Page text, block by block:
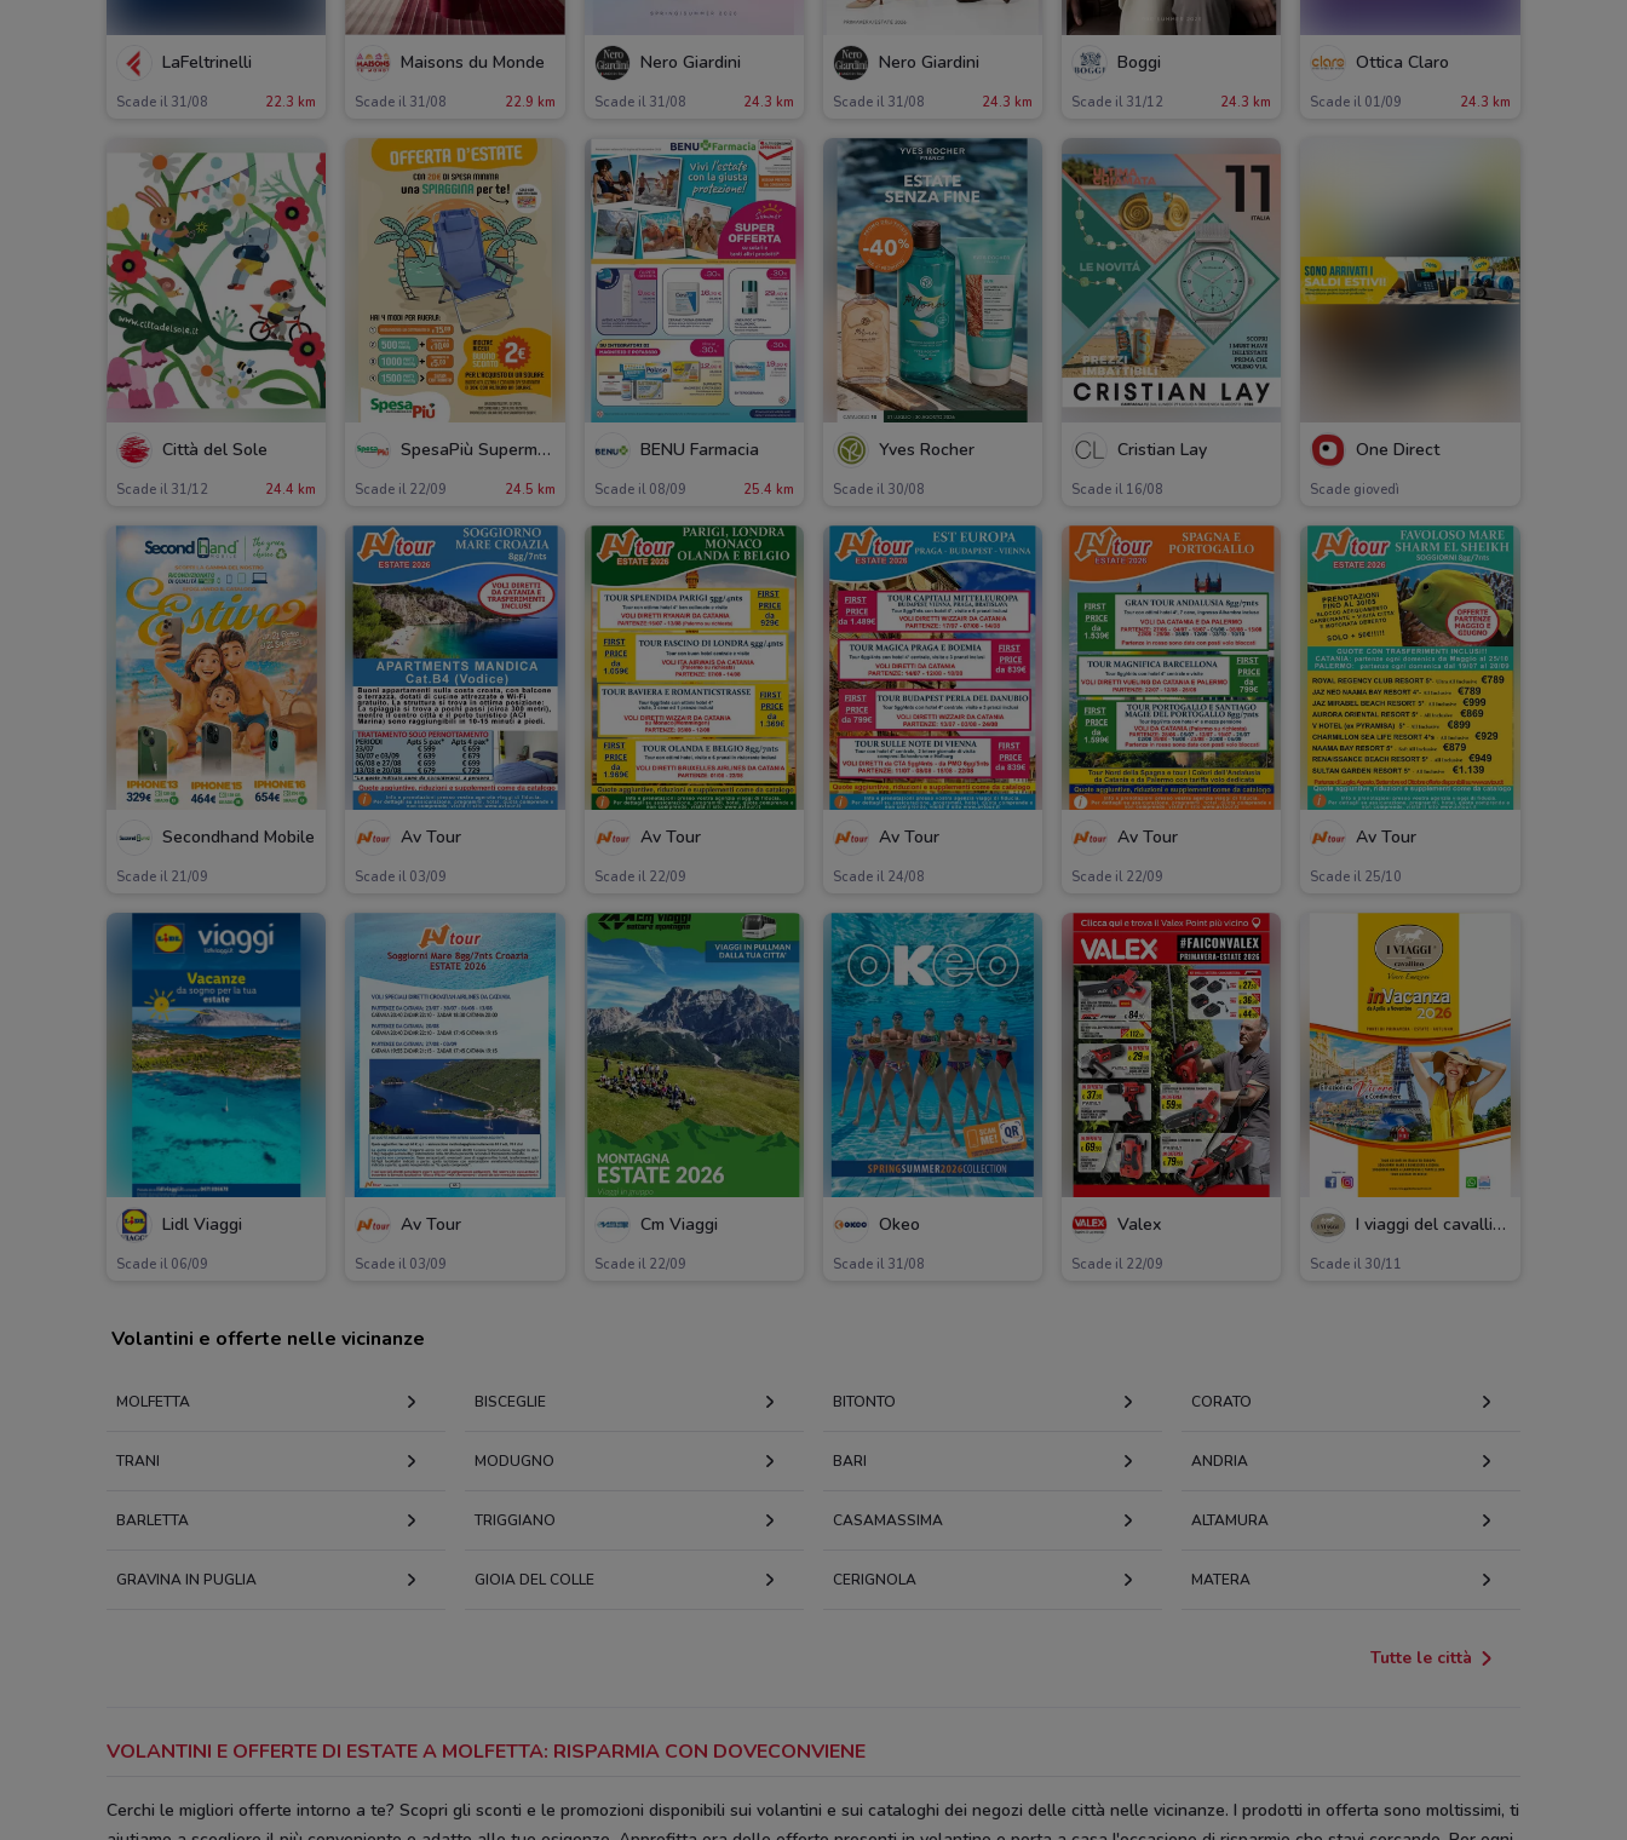
LaFeltrinelli
Scade il 31/08 22.3 km
Maisons du Monde
Scade il 31/08 22.9 km
Nero Giardini
Scade il 31/08 24.3 km
Nero Giardini
Scade il 31/08 24.3 km
Boggi
Scade il 31/12 24.3 km
Ottica Claro
Scade il 01/09 24.3 km
Città del Sole
Scade il 31/12 24.4 km
SpesaPiù Supermercati
Scade il 22/09 24.5 km
BENU Farmacia
Scade il 08/09 25.4 km
Yves Rocher
Scade il 30/08
Cristian Lay
Scade il 16/08
One Direct
Scade giovedì
Secondhand Mobile
Scade il 21/09
Av Tour
Scade il 03/09
Av Tour
Scade il 22/09
Av Tour
Scade il 24/08
Av Tour
Scade il 22/09
Av Tour
Scade il 25/10
Lidl Viaggi
Scade il 06/09
Av Tour
Scade il 03/09
Cm Viaggi
Scade il 22/09
Okeo
Scade il 31/08
Valex
Scade il 22/09
I viaggi del cavallino
Scade il 30/11
Volantini e offerte nelle vicinanze
MOLFETTA BISCEGLIE BITONTO CORATO
TRANI MODUGNO BARI ANDRIA
BARLETTA TRIGGIANO CASAMASSIMA ALTAMURA
GRAVINA IN PUGLIA GIOIA DEL COLLE CERIGNOLA MATERA
Tutte le città
VOLANTINI E OFFERTE DI ESTATE A MOLFETTA: RISPARMIA CON DOVECONVIENE
Cerchi le migliori offerte intorno a te? Scopri gli sconti e le promozioni disponibili sui volantini e sui cataloghi dei negozi delle città nelle vicinanze. I prodotti in offerta sono moltissimi, ti